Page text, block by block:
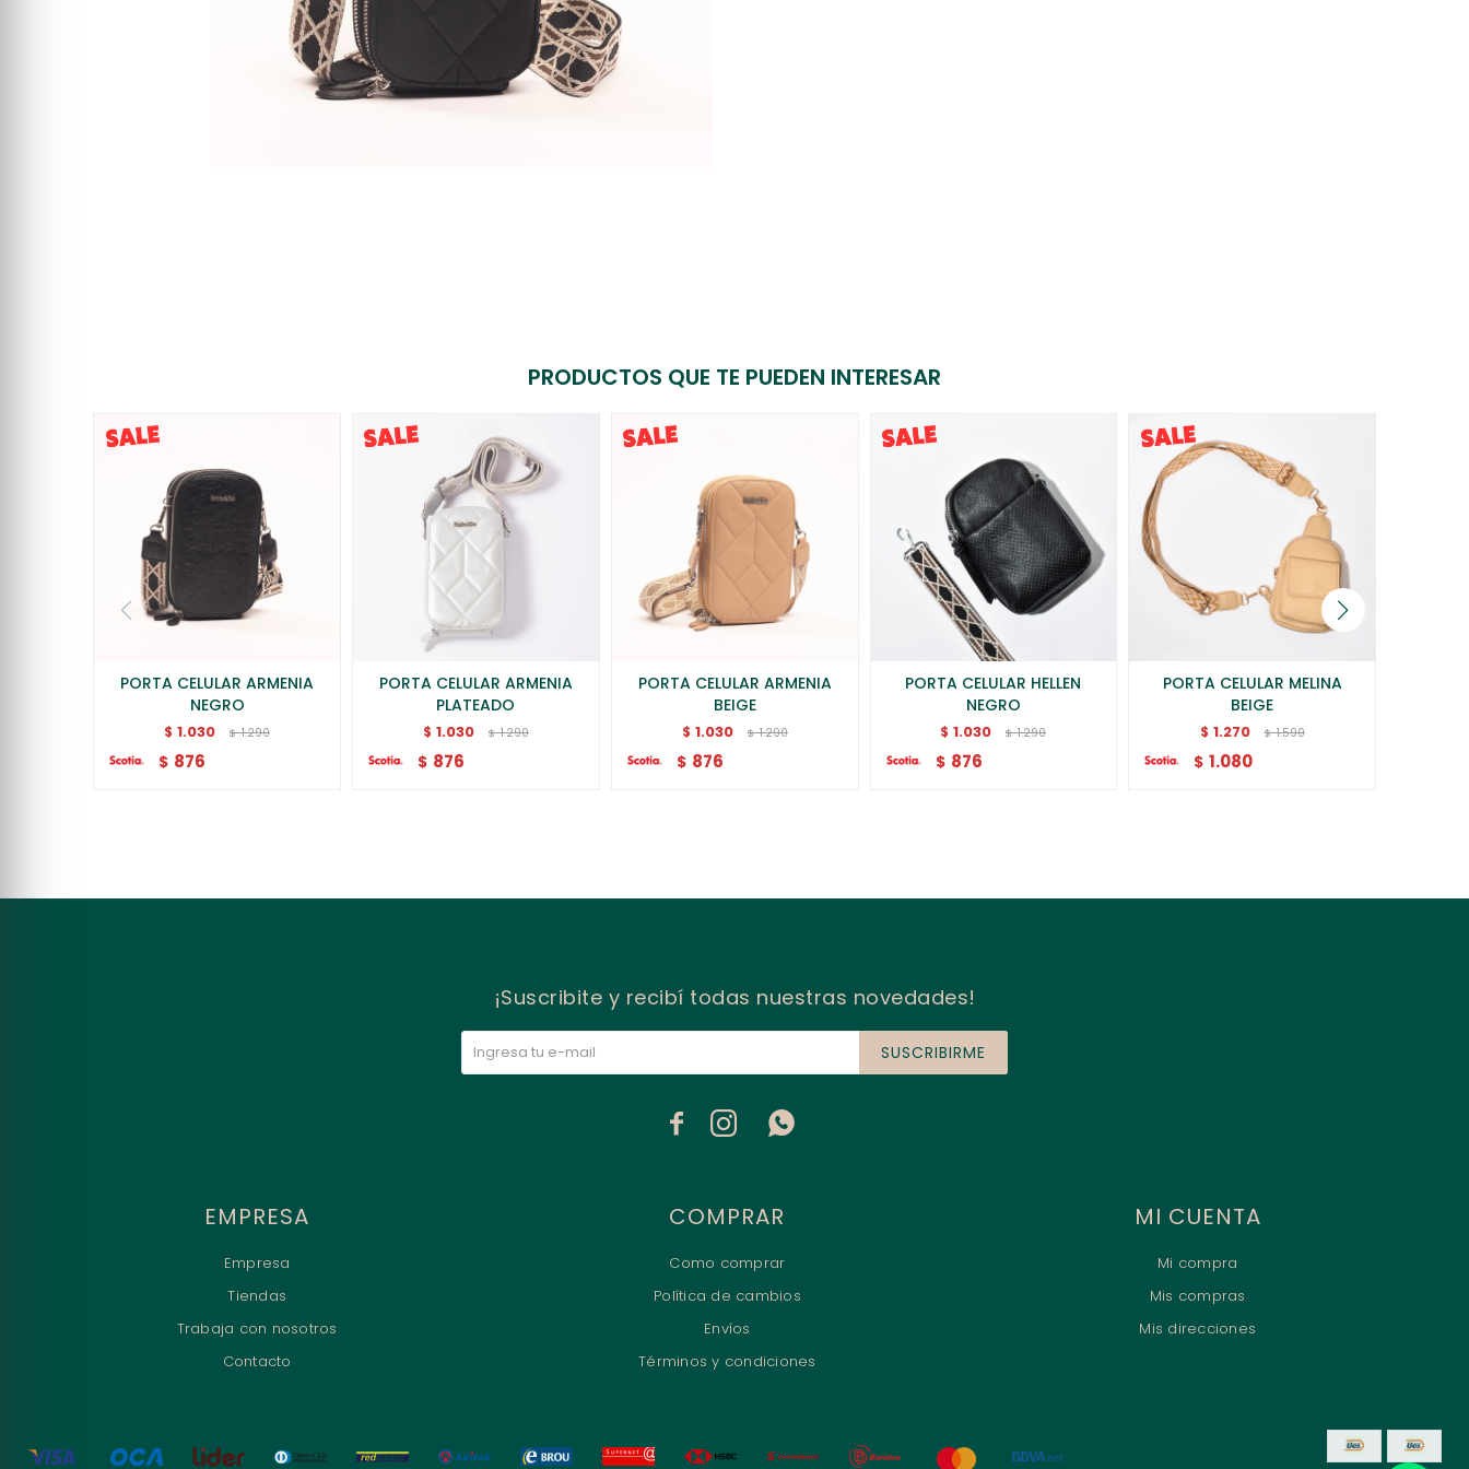
PRODUCTOS QUE TE PUEDEN INTERESAR
PORTA CELULAR ARMENIA
NEGRO
$ 1.030 $ 1.290
$ 876
PORTA CELULAR ARMENIA
PLATEADO
$ 1.030 $ 1.290
$ 876
PORTA CELULAR ARMENIA
BEIGE
$ 1.030 $ 1.290
$ 876
PORTA CELULAR HELLEN
NEGRO
$ 1.030 $ 1.290
$ 876
PORTA CELULAR MELINA
BEIGE
$ 1.270 $ 1.590
$ 1.080
EMPRESA
Empresa
Tiendas
Trabaja con nosotros
Contacto
COMPRAR
Como comprar
Política de cambios
Envíos
Términos y condiciones
MI CUENTA
Mi compra
Mis compras
Mis direcciones
¡Suscribite y recibí todas nuestras novedades!
SUSCRIBIRME
  